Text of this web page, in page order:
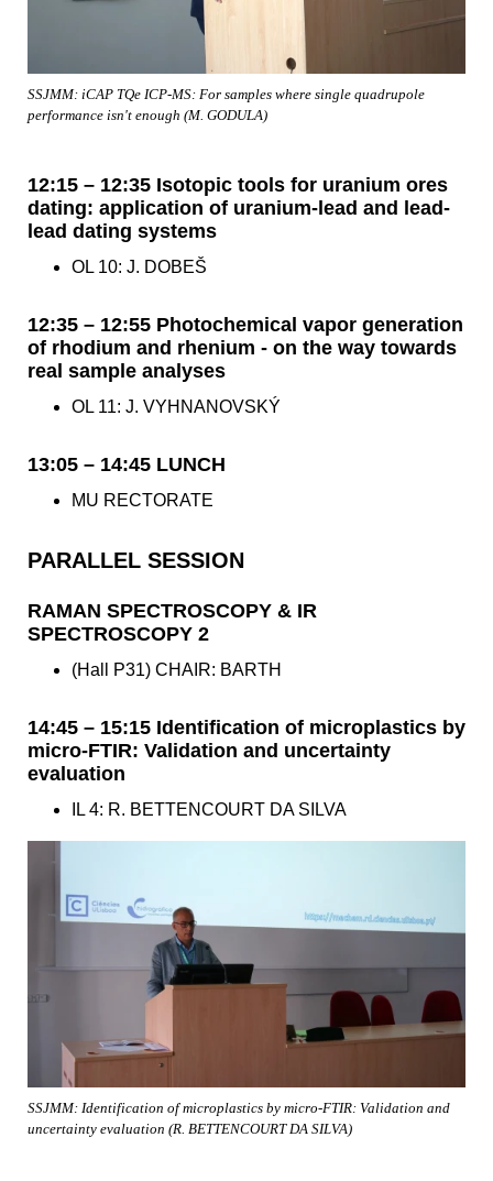
SSJMM: iCAP TQe ICP-MS: For samples where single quadrupole
performance isn't enough (M. GODULA)
12:15 – 12:35 Isotopic tools for uranium ores
dating: application of uranium-lead and lead-
lead dating systems
OL 10: J. DOBEŠ
12:35 – 12:55 Photochemical vapor generation
of rhodium and rhenium - on the way towards
real sample analyses
OL 11: J. VYHNANOVSKÝ
13:05 – 14:45 LUNCH
MU RECTORATE
PARALLEL SESSION
RAMAN SPECTROSCOPY & IR
SPECTROSCOPY 2
(Hall P31) CHAIR: BARTH
14:45 – 15:15 Identification of microplastics by
micro-FTIR: Validation and uncertainty
evaluation
IL 4: R. BETTENCOURT DA SILVA
SSJMM: Identification of microplastics by micro-FTIR: Validation and
uncertainty evaluation (R. BETTENCOURT DA SILVA)